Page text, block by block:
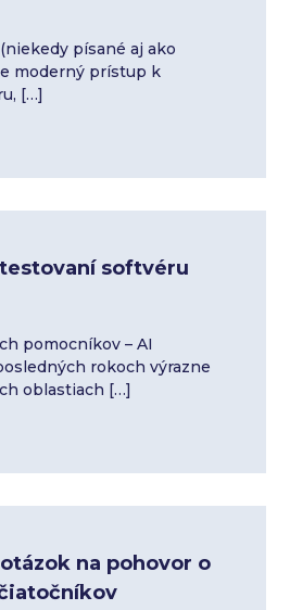
písané aj ako
moderný prístup k
[…]
softvéru
pomocníkov – AI
rokoch výrazne
oblastiach […]
na pohovor o